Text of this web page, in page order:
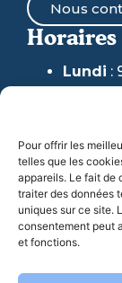
Pour offrir les
telles que les
appareils. Le fait de
traiter des données
uniques sur ce site.
consentement peut
et fonctions.
Nous
Lundi :
Mardi
06 77 07 44